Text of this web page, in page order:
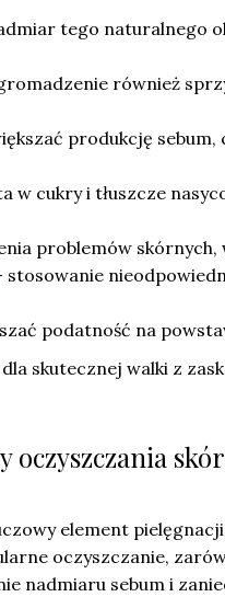
tego naturalnego
również
produkcję
w cukry i tłuszcze
problemów skórnych,
stosowanie
podatność na
skutecznej walki z
oczyszczania
element
oczyszczanie,
nadmiaru sebum i